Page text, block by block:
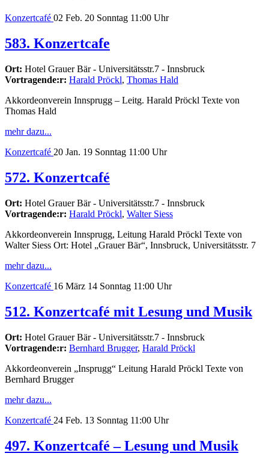
Konzertcafé 02 Feb. 20 Sonntag 11:00 Uhr
583. Konzertcafe
Ort: Hotel Grauer Bär - Universitätsstr.7 - Innsbruck
Vortragende:r: Harald Pröckl, Thomas Hald
Akkordeonverein Innsprugg – Leitg. Harald Pröckl Texte von
Thomas Hald
mehr dazu...
Konzertcafé 20 Jan. 19 Sonntag 11:00 Uhr
572. Konzertcafé
Ort: Hotel Grauer Bär - Universitätsstr.7 - Innsbruck
Vortragende:r: Harald Pröckl, Walter Siess
Akkordeonverein Innsprugg, Leitung Harald Pröckl Texte von
Walter Siess Ort: Hotel „Grauer Bär“, Innsbruck, Universitätsstr. 7
mehr dazu...
Konzertcafé 16 März 14 Sonntag 11:00 Uhr
512. Konzertcafé mit Lesung und Musik
Ort: Hotel Grauer Bär - Universitätsstr.7 - Innsbruck
Vortragende:r: Bernhard Brugger, Harald Pröckl
Akkordeonverein „Insprugg“ Leitung Harald Pröckl Texte von
Bernhard Brugger
mehr dazu...
Konzertcafé 24 Feb. 13 Sonntag 11:00 Uhr
497. Konzertcafé – Lesung und Musik